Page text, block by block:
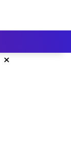
×
Malah